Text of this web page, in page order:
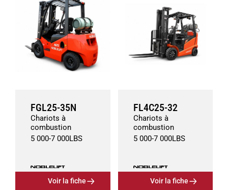
FGL25-35N
Chariots à
combustion
5 000-7 000LBS
Voir la fiche
FL4C25-32
Chariots à
combustion
5 000-7 000LBS
Voir la fiche